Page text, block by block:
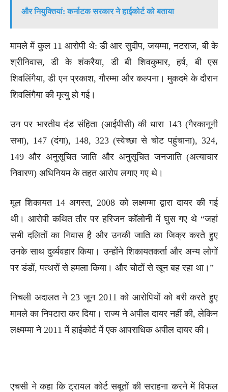
और नियुक्तियां: कर्नाटक सरकार ने हाईकोर्ट को बताया
मामले में कुल 11 आरोपी थे: डी आर सुदीप, जयम्मा, नटराज, बी के
श्रीनिवास, डी के शंकरैया, डी बी शिवकुमार, हर्ष, बी एस
शिवलिंगैया, डी एन प्रकाश, गौरम्मा और कल्पना। मुकदमे के दौरान
शिवलिंगैया की मृत्यु हो गई।
उन पर भारतीय दंड संहिता (आईपीसी) की धारा 143 (गैरकानूनी
सभा), 147 (दंगा), 148, 323 (स्वेच्छा से चोट पहुंचाना), 324,
149 और अनुसूचित जाति और अनुसूचित जनजाति (अत्याचार
निवारण) अधिनियम के तहत आरोप लगाए गए थे।
मूल शिकायत 14 अगस्त, 2008 को लक्ष्मम्मा द्वारा दायर की गई
थी। आरोपी कथित तौर पर हरिजन कॉलोनी में घुस गए थे “जहां
सभी दलितों का निवास है और उनकी जाति का जिक्र करते हुए
उनके साथ दुर्व्यवहार किया। उन्होंने शिकायतकर्ता और अन्य लोगों
पर डंडों, पत्थरों से हमला किया। और चोटों से खून बह रहा था।”
निचली अदालत ने 23 जून 2011 को आरोपियों को बरी करते हुए
मामले का निपटारा कर दिया। राज्य ने अपील दायर नहीं की, लेकिन
लक्ष्मम्मा ने 2011 में हाईकोर्ट में एक आपराधिक अपील दायर की।
एचसी ने कहा कि ट्रायल कोर्ट सबूतों की सराहना करने में विफल